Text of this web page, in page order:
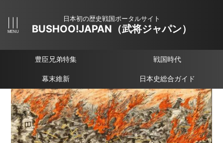
日本初の歴史戦国ポータルサイト
BUSHOO!JAPAN（武将ジャパン）
豊臣兄弟特集 戦国時代
幕末維新 日本史総合ガイド